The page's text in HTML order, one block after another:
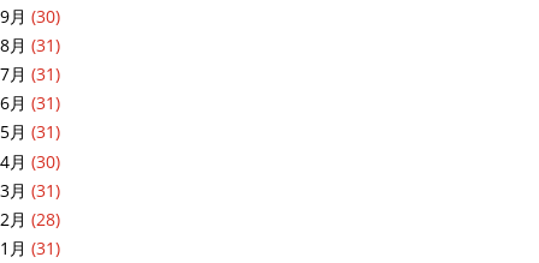
9月 (30)
8月 (31)
7月 (31)
6月 (31)
5月 (31)
4月 (30)
3月 (31)
2月 (28)
1月 (31)